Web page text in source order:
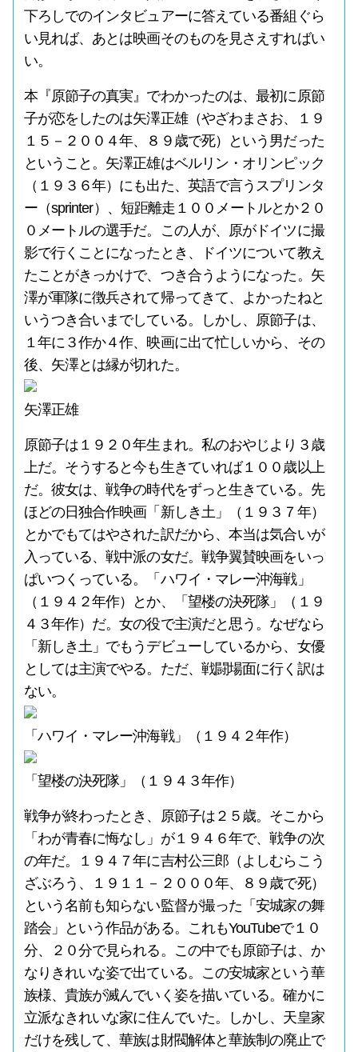
下ろしでのインタビュアーに答えている番組ぐら
い見れば、あとは映画そのものを見さえすればい
い。
本『原節子の真実』でわかったのは、最初に原節
子が恋をしたのは矢澤正雄（やざわまさお、１９
１５－２００４年、８９歳で死）という男だった
ということ。矢澤正雄はベルリン・オリンピック
（１９３６年）にも出た、英語で言うスプリンタ
ー（sprinter）、短距離走１００メートルとか２０
０メートルの選手だ。この人が、原がドイツに撮
影で行くことになったとき、ドイツについて教え
たことがきっかけで、つき合うようになった。矢
澤が軍隊に徴兵されて帰ってきて、よかったねと
いうつき合いまでしている。しかし、原節子は、
１年に３作か４作、映画に出て忙しいから、その
後、矢澤とは縁が切れた。
矢澤正雄
原節子は１９２０年生まれ。私のおやじより３歳
上だ。そうすると今も生きていれば１００歳以上
だ。彼女は、戦争の時代をずっと生きている。先
ほどの日独合作映画「新しき土」（１９３７年）
とかでもてはやされた訳だから、本当は気合いが
入っている、戦中派の女だ。戦争翼賛映画をいっ
ぱいつくっている。「ハワイ・マレー沖海戦」
（１９４２年作）とか、「望楼の決死隊」（１９
４３年作）だ。女の役で主演だと思う。なぜなら
「新しき土」でもうデビューしているから、女優
としては主演でやる。ただ、戦闘場面に行く訳は
ない。
「ハワイ・マレー沖海戦」（１９４２年作）
「望楼の決死隊」（１９４３年作）
戦争が終わったとき、原節子は２５歳。そこから
「わが青春に悔なし」が１９４６年で、戦争の次
の年だ。１９４７年に吉村公三郎（よしむらこう
ざぶろう、１９１１－２０００年、８９歳で死）
という名前も知らない監督が撮った「安城家の舞
踏会」という作品がある。これもYouTubeで１０
分、２０分で見られる。この中でも原節子は、か
なりきれいな姿で出ている。この安城家という華
族様、貴族が滅んでいく姿を描いている。確かに
立派なきれいな家に住んでいた。しかし、天皇家
だけを残して、華族は財閥解体と華族制の廃止で